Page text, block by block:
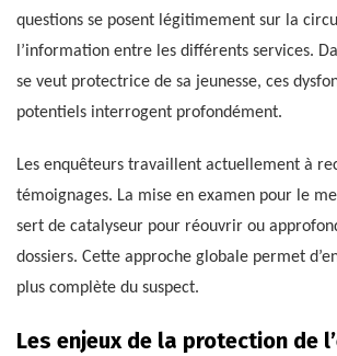
questions se posent légitimement sur la
l’information entre les différents services.
se veut protectrice de sa jeunesse, ces
potentiels interrogent profondément.
Les enquêteurs travaillent actuellement à
témoignages. La mise en examen pour le
sert de catalyseur pour réouvrir ou
dossiers. Cette approche globale permet
plus complète du suspect.
Les enjeux de la protection de